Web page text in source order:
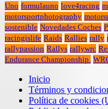
Uno formulauno love4racing
motorsportphotography
sostenible Novedades Coches
racingislife Raids Rallies rally
rallypassion Rallys rallywrc
Endurance Championship.
Inicio
Términos y
Política de cookies